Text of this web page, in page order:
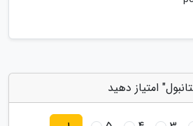
امتیاز دهید